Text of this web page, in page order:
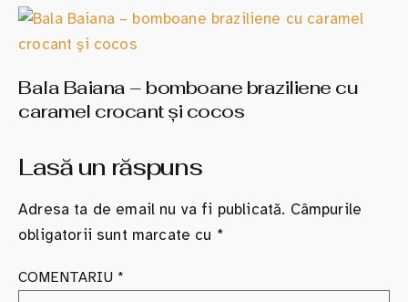
Bala Baiana – bomboane braziliene cu
caramel crocant şi cocos
Lasă un răspuns
Adresa ta de email nu va fi publicată. Câmpurile
obligatorii sunt marcate cu *
COMENTARIU *